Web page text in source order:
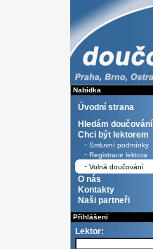
Nabídka
Úvodní strana
Hledám doučování
Chci být lektorem
- Smluvní podmínky
- Registrace lektora
- Volná doučování
O nás
Kontakty
Naši partneři
Přihlášení
Lektor: